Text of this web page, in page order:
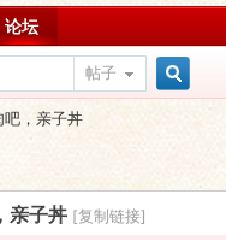
论坛
帖子
吧，亲子丼
亲子丼 [复制链接]